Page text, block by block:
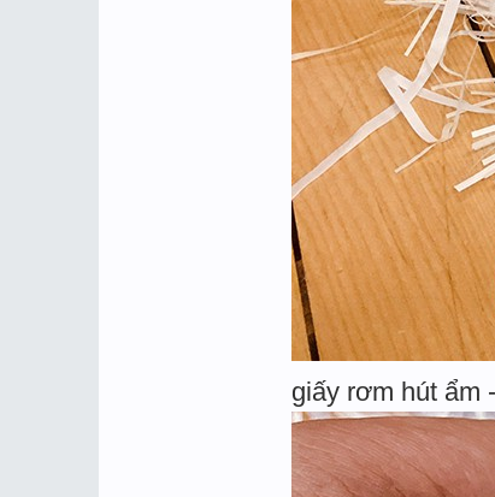
giấy rơm hút ẩm